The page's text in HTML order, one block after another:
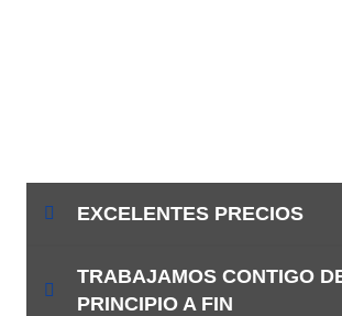
EXCELENTES PRECIOS
TRABAJAMOS CONTIGO
PRINCIPIO A FIN